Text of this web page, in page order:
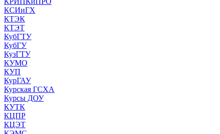
КСИиГХ
КТЭК
КТЭТ
КубГТУ
КубГУ
КузГТУ
КУМО
КУП
КурГАУ
Курская ГСХА
Курсы ДОУ
КУТК
КЦПР
КЦЭТ